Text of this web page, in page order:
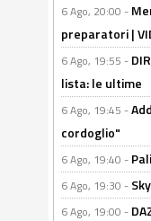
6 Ago, 20:00 -
preparatori |
6 Ago, 19:55 -
lista: le ultime
6 Ago, 19:45 -
cordoglio"
6 Ago, 19:40 -
6 Ago, 19:30 -
6 Ago, 19:00 -